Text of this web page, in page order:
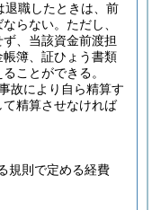
退職したときは、前
らない。 ただし、
、当該資金前渡担
簿、証ひょう書類
ことができる。
故により自ら精算す
精算させなければ
規則で定める経費